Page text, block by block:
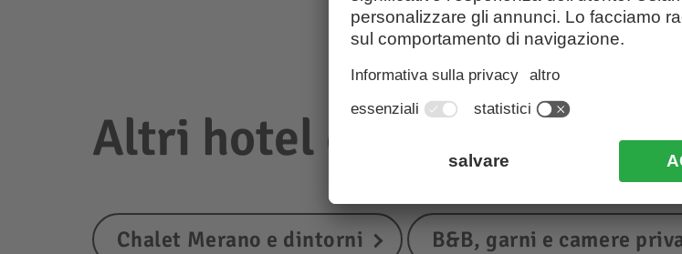
Altri hotel e alloggi a
Chalet Merano e dintorni B&B, garni e camere